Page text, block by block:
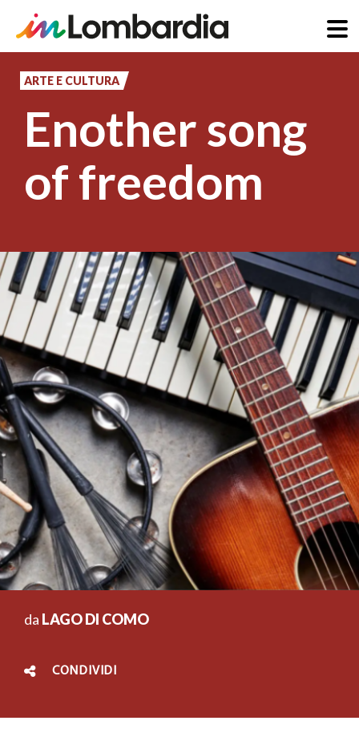
principale
ARTE E CULTURA
Enother song
of freedom
da LAGO DI COMO
CONDIVIDI